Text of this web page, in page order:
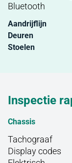
Bluetooth
Aandrijflijn
Deuren
Stoelen
Inspectie
Chassis
Tachograaf
Display codes